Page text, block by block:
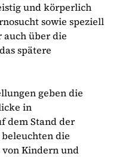
und körperlich
sowie speziell
auch über die
spätere
geben die
in
dem Stand der
die
von Kindern und